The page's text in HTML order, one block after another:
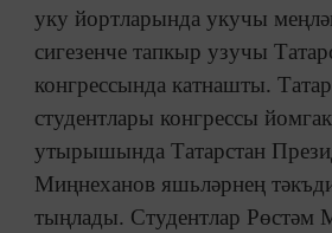
уку йортларында укучы
сигезенче тапкыр узучы
конгрессында катнашты.
студентлары конгрессы
утырышында Татарстан
Миңнеханов яшьләрнең
тыңлады. Студентлар Рөстәм